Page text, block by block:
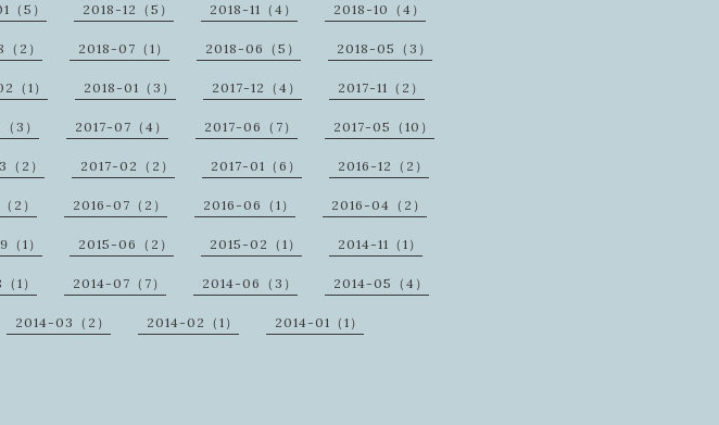
（5） 2018-12（5） 2018-11（4） 2018-10（4）
2） 2018-07（1） 2018-06（5） 2018-05（3）
（1） 2018-01（3） 2017-12（4） 2017-11（2）
3） 2017-07（4） 2017-06（7） 2017-05（10）
2） 2017-02（2） 2017-01（6） 2016-12（2）
2） 2016-07（2） 2016-06（1） 2016-04（2）
1） 2015-06（2） 2015-02（1） 2014-11（1）
1） 2014-07（7） 2014-06（3） 2014-05（4）
2014-03（2） 2014-02（1） 2014-01（1）